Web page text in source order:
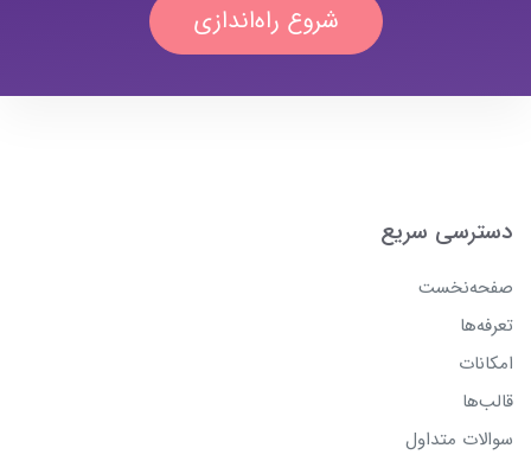
شروع راه‌اندازی
دسترسی سریع
صفحه‌نخست
تعرفه‌ها
امکانات
قالب‌ها
سوالات متداول